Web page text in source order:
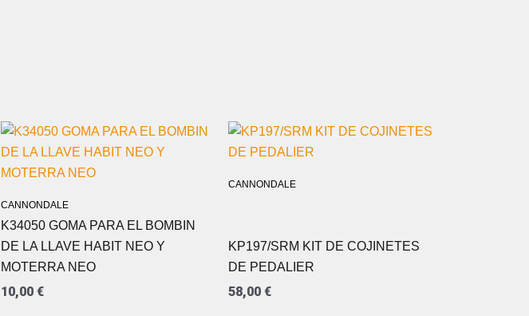
CANNONDALE
K34050 GOMA PARA EL BOMBIN
DE LA LLAVE HABIT NEO Y
MOTERRA NEO
10,00 €
CANNONDALE
KP197/SRM KIT DE COJINETES
DE PEDALIER
58,00 €